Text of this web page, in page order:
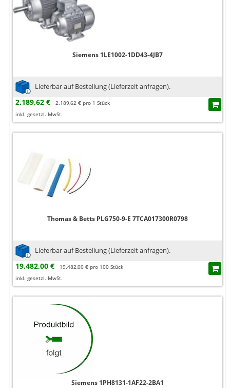
Siemens 1LE1002-1DD43-4JB7
Lieferbar auf Bestellung (Lieferzeit anfragen).
2.189,62 €
2.189,62 € pro 1 Stück
inkl. gesetzl. MwSt.
Thomas & Betts PLG750-9-E 7TCA017300R0798
Lieferbar auf Bestellung (Lieferzeit anfragen).
19.482,00 €
19.482,00 € pro 100 Stück
inkl. gesetzl. MwSt.
Siemens 1PH8131-1AF22-2BA1